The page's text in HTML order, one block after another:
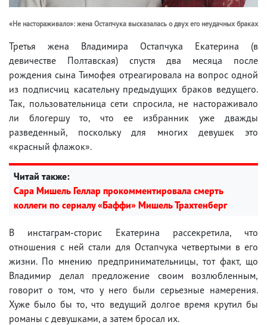
«Не настораживало»: жена Остапчука высказалась о двух его неудачных браках
Третья жена Владимира Остапчука Екатерина (в
девичестве Полтавская) спустя два месяца после
рождения сына Тимофея отреагировала на вопрос одной
из подписчиц касательну предыдущих браков ведущего.
Так, пользовательница сети спросила, не настораживало
ли блогершу то, что ее избранник уже дважды
разведенный, поскольку для многих девушек это
«красный флажок».
Читай также:
Сара Мишель Геллар прокомментировала смерть
коллеги по сериалу «Баффи» Мишель Трахтенберг
В инстаграм-сторис Екатерина рассекретила, что
отношения с ней стали для Остапчука четвертыми в его
жизни. По мнению предпринимательницы, тот факт, що
Владимир делал предложение своим возлюбленным,
говорит о том, что у него были серьезные намерения.
Хуже было бы то, что ведущий долгое время крутил бы
романы с девушками, а затем бросал их.